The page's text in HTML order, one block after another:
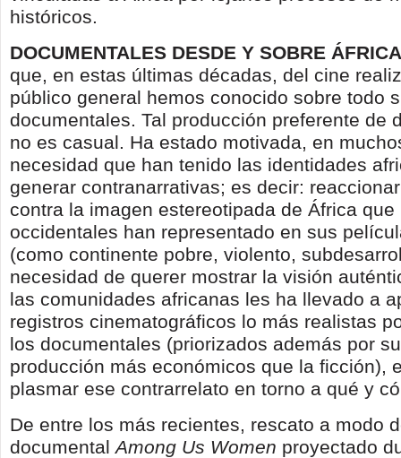
históricos.
DOCUMENTALES DESDE Y SOBRE
que, en estas últimas décadas, del cine
público general hemos conocido sobre todo
documentales. Tal producción preferente de
no es casual. Ha estado motivada, en
necesidad que han tenido las identidades
generar contranarrativas; es decir:
contra la imagen estereotipada de África
occidentales han representado en sus
(como continente pobre, violento,
necesidad de querer mostrar la visión
las comunidades africanas les ha llevado a
registros cinematográficos lo más realistas
los documentales (priorizados además por
producción más económicos que la ficción),
plasmar ese contrarrelato en torno a qué y
De entre los más recientes, rescato a modo
documentalAmong Us Women proyectado